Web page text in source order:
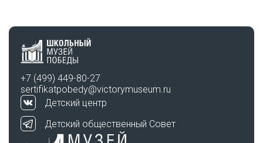
+7 (499) 449-80-27
sertifikatpobedy@victorymuseum.ru
Детский центр
Детский общественный Совет